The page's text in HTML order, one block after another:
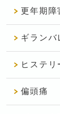
更年期障
ギランバ
ヒステリ
偏頭痛